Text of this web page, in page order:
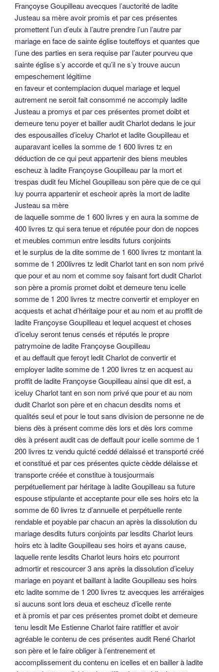
Françoyse Goupilleau avecques l’auctorité de ladite
Justeau sa mère avoir promis et par ces présentes
promettent l’un d’eulx à l’autre prendre l’un l’autre par
mariage en face de sainte église touteffoys et quantes que
l’une des parties en sera requise par l’auter pourveu que
sainte église s’y accorde et qu’il ne s’y trouve aucun
empeschement légitime
en faveur et contemplacion duquel mariage et lequel
autrement ne seroit fait consommé ne accomply ladite
Justeau a promys et par ces présentes promet doibt et
demeure tenu poyer et bailler audit Charlot dedans le jour
des espousailles d’iceluy Charlot et ladite Goupilleau et
auparavant icelles la somme de 1 600 livres tz en
déduction de ce qui peut appartenir des biens meubles
escheuz à ladite Françoyse Goupilleau par la mort et
trespas dudit feu Michel Goupilleau son père que de ce qui
luy pourra appartenir et escheoir après la mort de ladite
Justeau sa mère
de laquelle somme de 1 600 livres y en aura la somme de
400 livres tz qui sera tenue et réputée pour don de nopces
et meubles commun entre lesdits futurs conjoints
et le surplus de la dite somme de 1 600 livres tz montant la
somme de 1 200livres tz ledit Charlot tant en son nom privé
que pour et au nom et comme soy faisant fort dudit Charlot
son père a promis promet doibt et demeure tenu icelle
somme de 1 200 livres tz mectre convertir et employer en
acquests et achat d’héritaige pour et au nom et au proffit de
ladite Françoyse Goupilleau et lequel acquest et choses
d’iceluy seront tenus censés et réputés le propre
patrymoine de ladite Françoyse Goupilleau
et au deffault que feroyt ledit Charlot de convertir et
employer ladite somme de 1 200 livres tz en acquest au
proffit de ladite Françoyse Goupilleau ainsi que dit est, a
iceluy Charlot tant en son nom privé que pour et au nom
dudit Charlot son père et en chacun desdits noms et
qualités seul et pour le tout sans division de personne ne de
biens dès à présent comme dès lors et dès lors comme
dès à présent audit cas de deffault pour icelle somme de 1
200 livres tz vendu quicté ceddé délaissé et transporté créé
et constitué et par ces présentes quicte cèdde délaisse et
transporte créée et constitue à tousjourmais
perpétuellement par héritage à ladite Goupilleau sa future
espouse stipulante et acceptante pour elle ses hoirs etc la
somme de 60 livres tz d’annuelle et perpétuelle rente
rendable et poyable par chacun an après la dissolution du
mariage desdits futurs conjoints par lesdits Charlot leurs
hoirs etc à ladite Goupilleau ses hoirs et ayans cause,
laquelle rente lesdits Charlot leurs hoirs etc pourront
admortir et rescourcer 3 ans après la dissolution d’iceluy
mariage en poyant et baillant à ladite Goupilleau ses hoirs
etc ladite somme de 1 200 livres tz avecques les arréraiges
si aucuns sont lors deua et escheuz d’icelle rente
et à promis et par ces présentes promet doibt et demeure
tenu lesdit Me Estienne Charlot faire ratiffier et avoir
agréable le contenu de ces présentes audit René Charlot
son père et le faire obliger à l’entrenement et
accomplissement du contenu en icelles et en bailler à ladite